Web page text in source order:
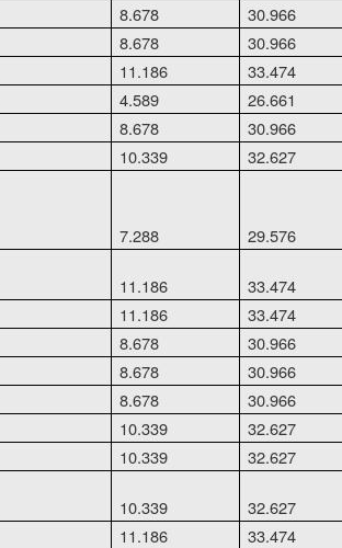
8.678
30.966
8.678
30.966
11.186
33.474
4.589
26.661
8.678
30.966
10.339
32.627
7.288
29.576
11.186
33.474
11.186
33.474
8.678
30.966
8.678
30.966
8.678
30.966
10.339
32.627
10.339 32.627
10.339
32.627
11.186
33.474